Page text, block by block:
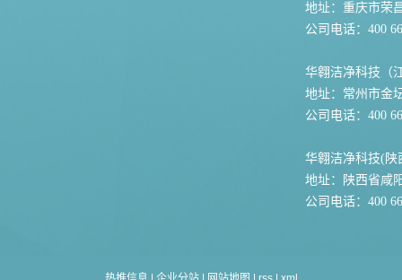
地址：重庆市荣
公司电话：400
华翱洁净科技（
地址：常州市金
公司电话：400
华翱洁净科技(陕
地址：陕西省咸
公司电话：400